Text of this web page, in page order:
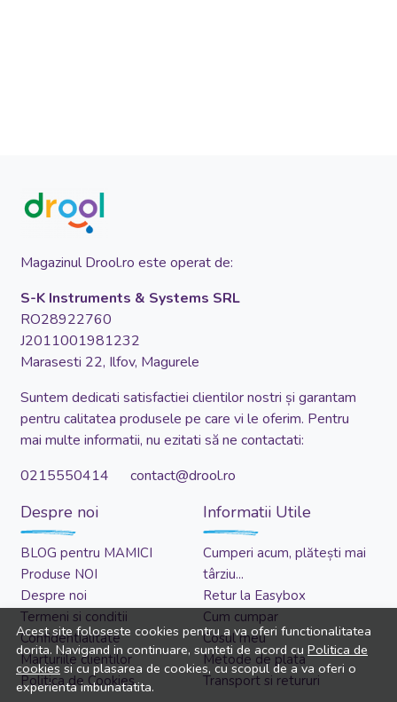
Acest site foloseste cookies pentru a va oferi functionalitatea
dorita. Navigand in continuare, sunteti de acord cu Politica de
cookiessi cu plasarea de cookies, cu scopul de a va oferi o
experienta imbunatatita.
Magazinul Drool.ro este operat de:
S-K Instruments & Systems SRL
RO28922760
J2011001981232
Marasesti 22, Ilfov, Magurele
Suntem dedicati satisfactiei clientilor nostri și garantam
pentru calitatea produsele pe care vi le oferim. Pentru
mai multe informatii, nu ezitati să ne contactati:
0215550414 contact@drool.ro
Despre noi
BLOG pentru MAMICI
Produse NOI
Despre noi
Termeni si conditii
Confidentialitate
Marturiile clientilor
Politica de Cookies
Informatii Utile
Cumperi acum, plătești mai
târziu...
Retur la Easybox
Cum cumpar
Cosul meu
Metode de plata
Transport si retururi